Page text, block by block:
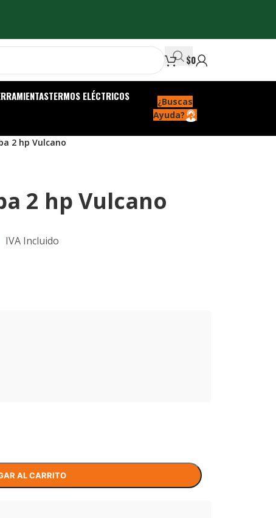
$0
TERMOS ELÉCTRICOS
¿Buscas
Ayuda?
2 hp Vulcano
2 hp Vulcano
IVA Incluido
AL CARRITO